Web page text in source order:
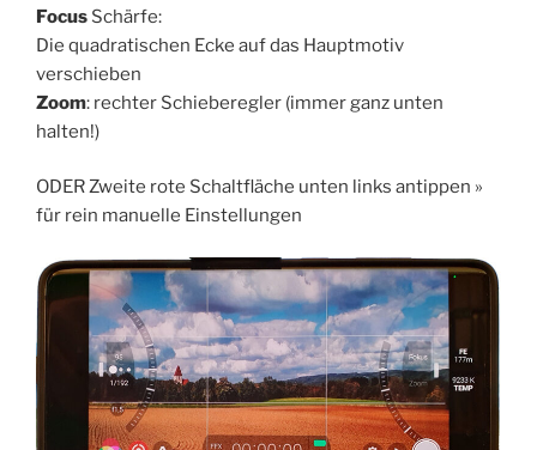
Focus Schärfe:
Die quadratischen Ecke auf das Hauptmotiv
verschieben
Zoom: rechter Schieberegler (immer ganz unten
halten!)
ODER Zweite rote Schaltfläche unten links antippen »
für rein manuelle Einstellungen